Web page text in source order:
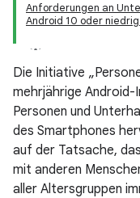
Anforderungen an
Android 10 oder
Die Initiative
mehrjährige
Personen und
des Smartphones
auf der Tatsache,
mit anderen
aller Altersgruppen